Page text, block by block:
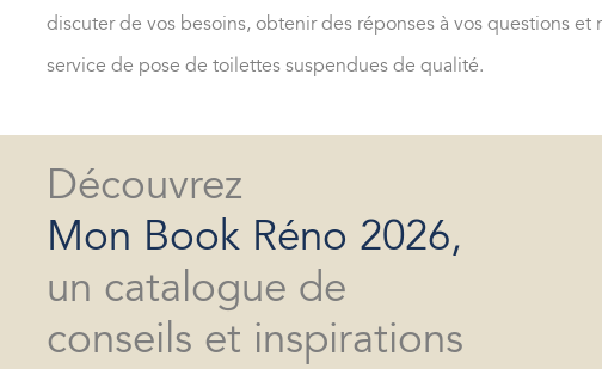
discuter de vos besoins, obtenir des réponses à vos questions
service de pose de toilettes suspendues de qualité.
Découvrez
Mon Book Réno 2026,
un catalogue de
conseils et inspirations